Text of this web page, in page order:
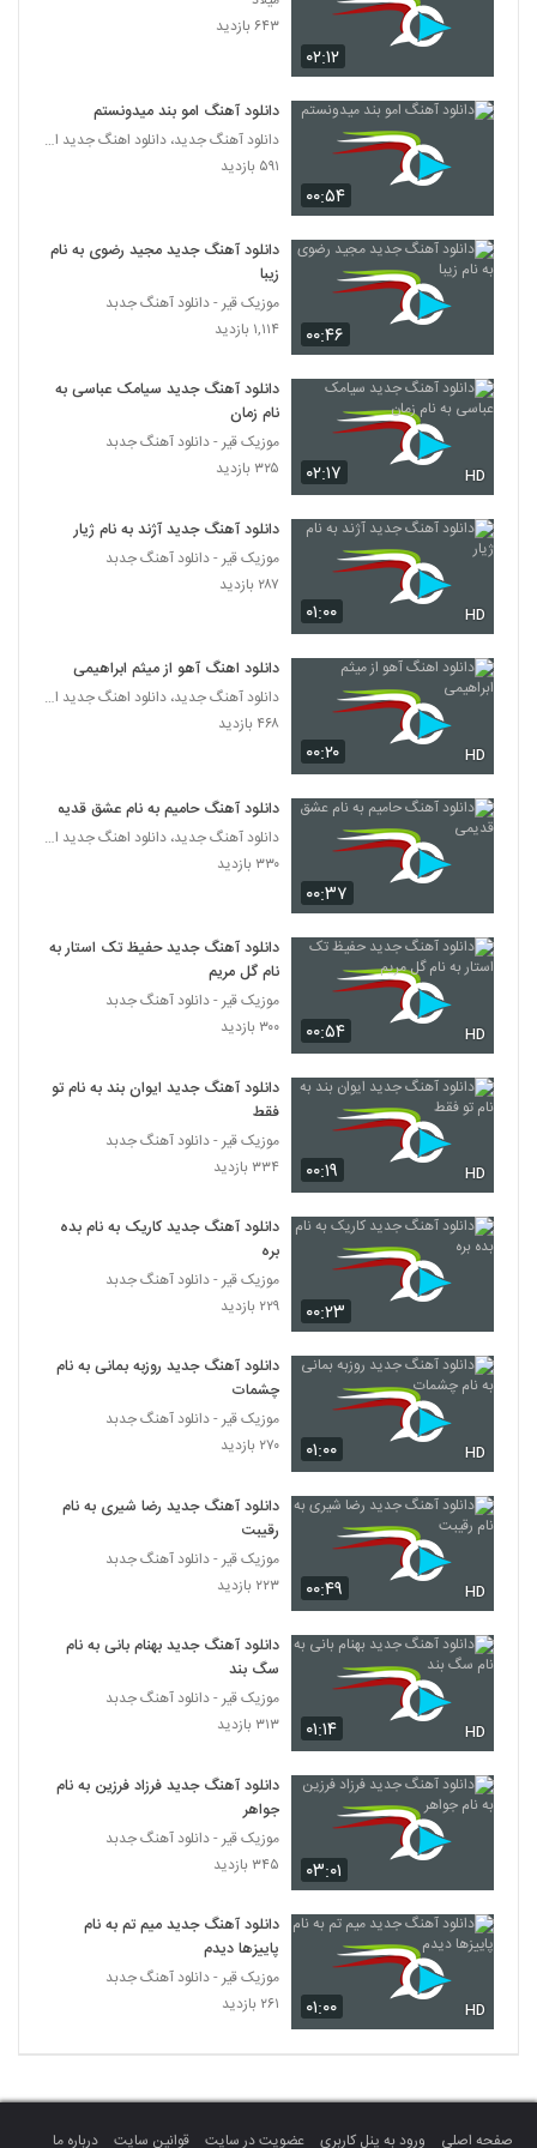
پدرام پالیز آهنگ تقویم شمسی
موزیک زیبای علی کوچولو از علیرضا جی جی
دانلود آهنگ حمید امیدوار عشق پنهون
(Hamid Omidvar Eshghe Penhon)
۲۴۰ بازدید
دانلود آهنگ نفرین به تنهایی از محمدحسین
سلطانی به همراه متن ترانه
۲۸۴ بازدید
موزیک زیبای اغیش یاغیر از سعید دسترنج
5268
۲۲۶ بازدید
5269
علی راموز آهنگ بی خیال دنیا
۲۸۰ بازدید
آهنگ شهراد بنام بغض سنگی
5271
آهنگ بی بوی موستانگ بنام بترس
Saberi Adame Ashegh)
۲۰۴ بازدید
هادی سپاسی آهنگ نه نمیخوام
5274
Bahador Ghavami Taskin
۲۰۴ بازدید
5275
آهنگ کاش نمی دیدمش از رامین
حضرتی(پاپ)
۲۳۴ بازدید
دانلود آهنگ امیر آریا در حصر
5277
۲۱۸ بازدید
موزیک زیبای پیاده رو از علی حنفی
۲۸۰ بازدید
اشکان کریم خانی آهنگ فاز غریب
5280
۲۵۷ بازدید
5281
دانلود آهنگ جدید و زیبای مجتبی آدیان با نام
من برات هلاکم
Moeini Hamsafar)
۲۱۲ بازدید
5283
موزیک زیبای دلتنگ از گروه گبه
۲۲۱ بازدید
دانلود آهنگ علی کوچولو سکوت 1
۲۰۵ بازدید
5285
دانلود آهنگ فرهاد معرفی معجزه
۰۲:۱۲
۶۴۳ بازدید
۰۰:۵۴
دانلود آهنگ امو بند میدونستم
دانلود آهنگ جدید، دانلود اهنگ جدید ایرانی
۵۹۱ بازدید
۰۰:۴۶
دانلود آهنگ جدید مجید رضوی به نام
زیبا
موزیک قیر - دانلود آهنگ جدبد
۱,۱۱۴ بازدید
۰۲:۱۷ HD
دانلود آهنگ جدید سیامک عباسی به
نام زمان
موزیک قیر - دانلود آهنگ جدبد
۳۲۵ بازدید
۰۱:۰۰ HD
دانلود آهنگ جدید آژند به نام ژیار
موزیک قیر - دانلود آهنگ جدبد
۲۸۷ بازدید
۰۰:۲۰ HD
دانلود اهنگ آهو از میثم ابراهیمی
دانلود آهنگ جدید، دانلود اهنگ جدید ایرانی
۴۶۸ بازدید
۰۰:۳۷
دانلود آهنگ حامیم به نام عشق قدیمی
دانلود آهنگ جدید، دانلود اهنگ جدید ایرانی
۳۳۰ بازدید
۰۰:۵۴ HD
دانلود آهنگ جدید حفیظ تک استار به
نام گل مریم
موزیک قیر - دانلود آهنگ جدبد
۳۰۰ بازدید
۰۰:۱۹ HD
دانلود آهنگ جدید ایوان بند به نام تو
فقط
موزیک قیر - دانلود آهنگ جدبد
۳۳۴ بازدید
۰۰:۲۳
دانلود آهنگ جدید کاریک به نام بده
بره
موزیک قیر - دانلود آهنگ جدبد
۲۲۹ بازدید
۰۱:۰۰ HD
دانلود آهنگ جدید روزبه بمانی به نام
چشمات
موزیک قیر - دانلود آهنگ جدبد
۲۷۰ بازدید
۰۰:۴۹ HD
دانلود آهنگ جدید رضا شیری به نام
رقیبت
موزیک قیر - دانلود آهنگ جدبد
۲۲۳ بازدید
۰۱:۱۴ HD
دانلود آهنگ جدید بهنام بانی به نام
سگ بند
موزیک قیر - دانلود آهنگ جدبد
۳۱۳ بازدید
۰۳:۰۱
دانلود آهنگ جدید فرزاد فرزین به نام
جواهر
موزیک قیر - دانلود آهنگ جدبد
۳۴۵ بازدید
۰۱:۰۰ HD
دانلود آهنگ جدید میم تم به نام
پاییزها دیدم
موزیک قیر - دانلود آهنگ جدبد
۲۶۱ بازدید
صفحه اصلی ورود به پنل کاربری عضویت در سایت قوانین سایت درباره ما